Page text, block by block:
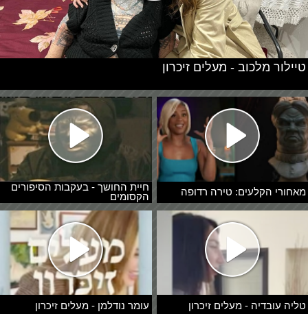
מאחורי הקלעים: טירה רדופה
חיית החושך - בעקבות הסיפורים
הקסומים
טליה עובדיה - מעלים זיכרון עומר נודלמן - מעלים זיכרון
טיילור מלכוב - מעלים זיכרון